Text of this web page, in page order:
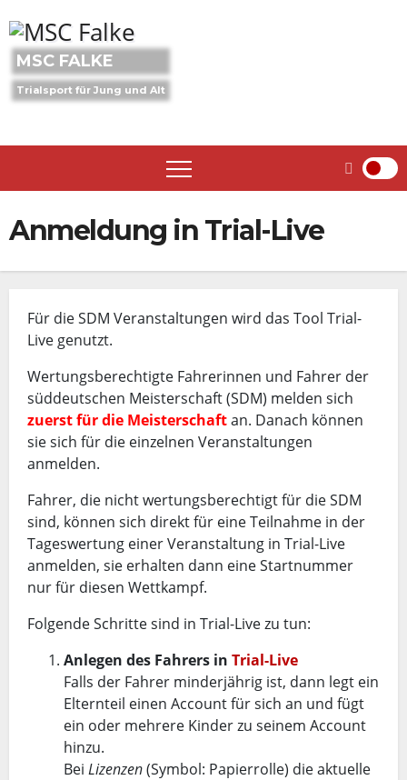
to
content
MSC FALKE
Trialsport für Jung und Alt
Anmeldung in Trial-Live
Für die SDM Veranstaltungen wird das Tool Trial-
Live genutzt.
Wertungsberechtigte Fahrerinnen und Fahrer der
süddeutschen Meisterschaft (SDM) melden sich
zuerst für die Meisterschaftan. Danach können
sie sich für die einzelnen Veranstaltungen
anmelden.
Fahrer, die nicht wertungsberechtigt für die SDM
sind, können sich direkt für eine Teilnahme in der
Tageswertung einer Veranstaltung in Trial-Live
anmelden, sie erhalten dann eine Startnummer
nur für diesen Wettkampf.
Folgende Schritte sind in Trial-Live zu tun:
Anlegen des Fahrers in Trial-Live
Falls der Fahrer minderjährig ist, dann legt ein
Elternteil einen Account für sich an und fügt
ein oder mehrere Kinder zu seinem Account
hinzu.
Bei Lizenzen(Symbol: Papierrolle) die aktuelle